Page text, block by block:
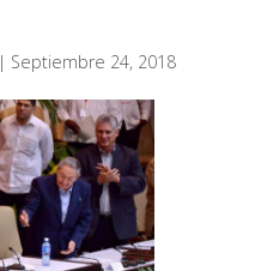
| Septiembre 24, 2018